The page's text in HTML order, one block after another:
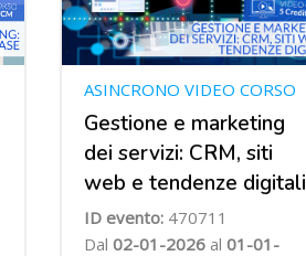
Gestione e marketing
dei servizi: CRM, siti
web e tendenze digitali
ASINCRONO VIDEO CORSO
ID evento: 470711
Dal 02-01-2026 al 01-01-